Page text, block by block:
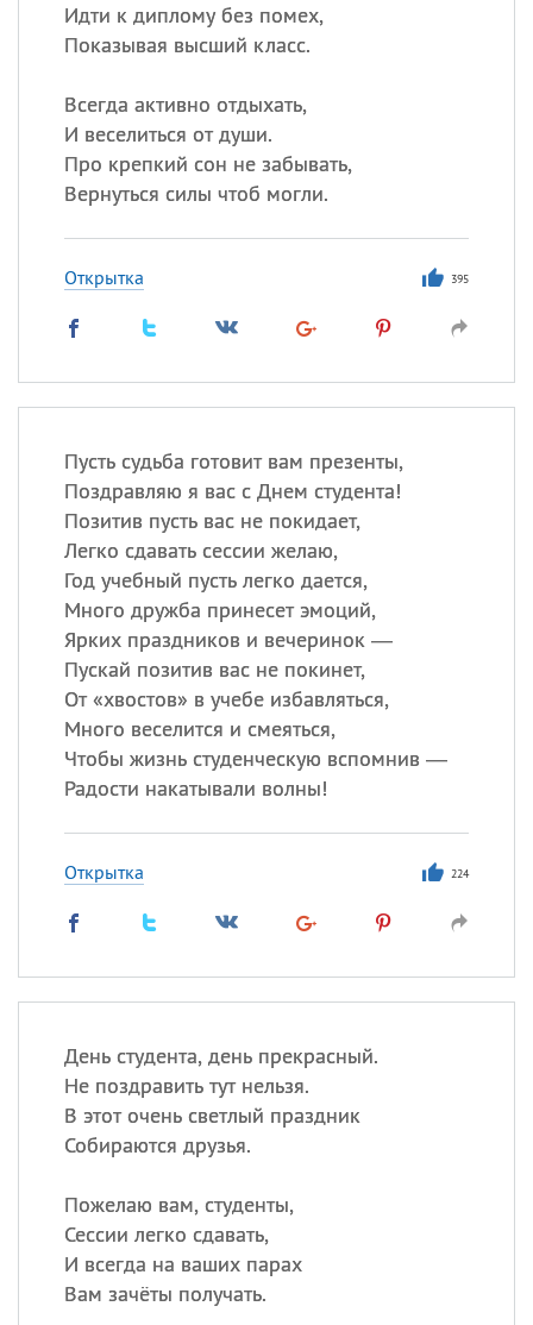
Идти к диплому без помех,
Показывая высший класс.
Всегда активно отдыхать,
И веселиться от души.
Про крепкий сон не забывать,
Вернуться силы чтоб могли.
Открытка 395
Пусть судьба готовит вам презенты,
Поздравляю я вас с Днем студента!
Позитив пусть вас не покидает,
Легко сдавать сессии желаю,
Год учебный пусть легко дается,
Много дружба принесет эмоций,
Ярких праздников и вечеринок —
Пускай позитив вас не покинет,
От «хвостов» в учебе избавляться,
Много веселится и смеяться,
Чтобы жизнь студенческую вспомнив —
Радости накатывали волны!
Открытка 224
День студента, день прекрасный.
Не поздравить тут нельзя.
В этот очень светлый праздник
Собираются друзья.
Пожелаю вам, студенты,
Сессии легко сдавать,
И всегда на ваших парах
Вам зачёты получать.